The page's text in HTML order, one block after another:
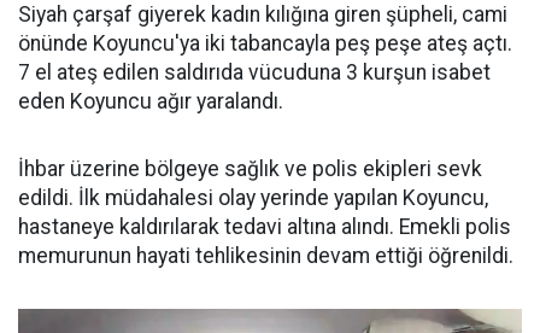
Siyah çarşaf giyerek kadın kılığına giren şüpheli, cami
önünde Koyuncu'ya iki tabancayla peş peşe ateş açtı.
7 el ateş edilen saldırıda vücuduna 3 kurşun isabet
eden Koyuncu ağır yaralandı.
İhbar üzerine bölgeye sağlık ve polis ekipleri sevk
edildi. İlk müdahalesi olay yerinde yapılan Koyuncu,
hastaneye kaldırılarak tedavi altına alındı. Emekli polis
memurunun hayati tehlikesinin devam ettiği öğrenildi.